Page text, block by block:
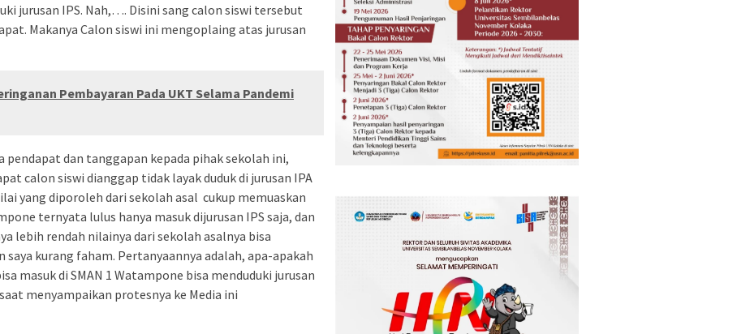
jurusan IPS. Nah,…. Disini sang calon siswi tersebut
Makanya Calon siswi ini mengoplaing atas jurusan
Pembayaran Pada UKT Selama Pandemi
pendapat dan tanggapan kepada pihak sekolah ini,
calon siswi dianggap tidak layak duduk di jurusan IPA
yang diporoleh dari sekolah asal cukup memuaskan
ternyata lulus hanya masuk dijurusan IPS saja, dan
lebih rendah nilainya dari sekolah asalnya bisa
saya kurang faham. Pertanyaannya adalah, apa-apakah
masuk di SMAN 1 Watampone bisa menduduki jurusan
menyampaikan protesnya ke Media ini